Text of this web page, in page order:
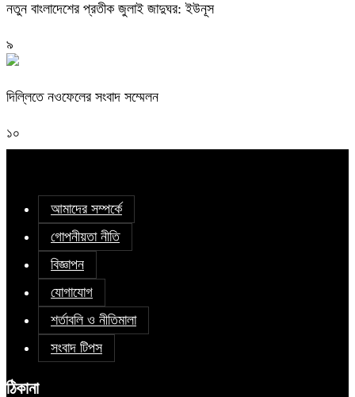
নতুন বাংলাদেশের প্রতীক জুলাই জাদুঘর: ইউনূস
৯
দিল্লিতে নওফেলের সংবাদ সম্মেলন
১০
আমাদের সম্পর্কে
গোপনীয়তা নীতি
বিজ্ঞাপন
যোগাযোগ
শর্তাবলি ও নীতিমালা
সংবাদ টিপস
ঠিকানা